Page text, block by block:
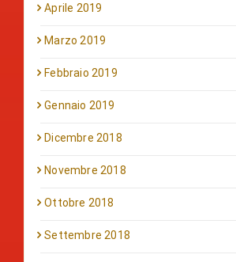
Aprile 2019
Marzo 2019
Febbraio 2019
Gennaio 2019
Dicembre 2018
Novembre 2018
Ottobre 2018
Settembre 2018